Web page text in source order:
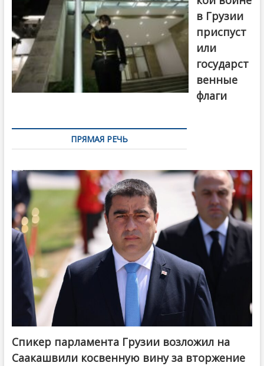
в Грузии
приспуст
или
государст
венные
флаги
ПРЯМАЯ РЕЧЬ
Спикер парламента Грузии возложил на
Саакашвили косвенную вину за вторжение